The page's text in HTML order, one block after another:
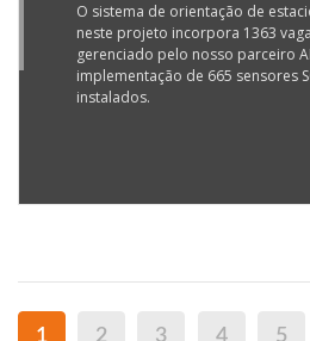
O sistema de orientação de
neste projeto incorpora 1363
gerenciado pelo nosso parceiro
implementação de 665 sensores
instalados.
1 2 3 4 5